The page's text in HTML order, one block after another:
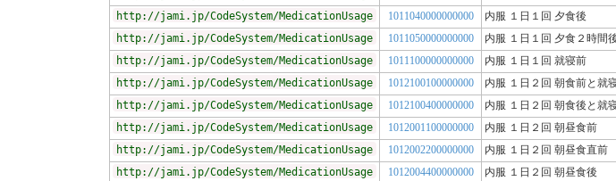
http://jami.jp/CodeSystem/MedicationUsage
1011040000000000
内服 １日１回 夕食後
http://jami.jp/CodeSystem/MedicationUsage
1011050000000000
内服 １日１回 夕食２時間
http://jami.jp/CodeSystem/MedicationUsage
1011100000000000
内服 １日１回 就寝前
http://jami.jp/CodeSystem/MedicationUsage
1012100100000000
内服 １日２回 朝食前と就
http://jami.jp/CodeSystem/MedicationUsage
1012100400000000
内服 １日２回 朝食後と就
http://jami.jp/CodeSystem/MedicationUsage
1012001100000000
内服 １日２回 朝昼食前
http://jami.jp/CodeSystem/MedicationUsage
1012002200000000
内服 １日２回 朝昼食直前
http://jami.jp/CodeSystem/MedicationUsage
1012004400000000
内服 １日２回 朝昼食後